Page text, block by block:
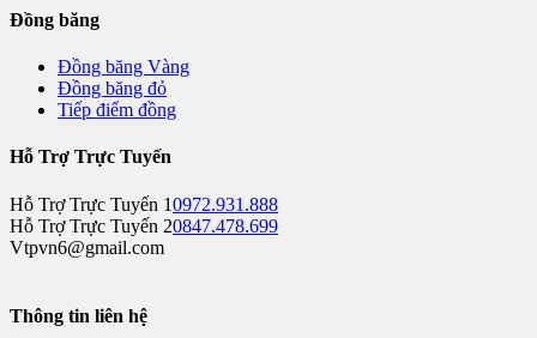
Đồng băng
Đồng băng Vàng
Đồng băng đỏ
Tiếp điểm đồng
Hỗ Trợ Trực Tuyến
Hỗ Trợ Trực Tuyến 10972.931.888
Hỗ Trợ Trực Tuyến 20847.478.699
Vtpvn6@gmail.com
Thông tin liên hệ